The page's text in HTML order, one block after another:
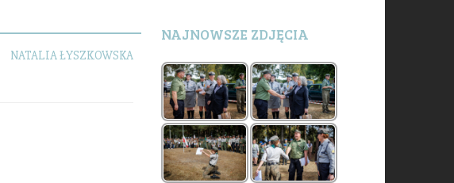
NATALIA ŁYSZKOWSKA
NAJNOWSZE ZDJĘCIA